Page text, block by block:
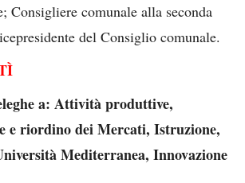
Consigliere comunale alla seconda
del Consiglio comunale.
a: Attività produttive,
e riordino dei Mercati, Istruzione,
Mediterranea, Innovazione